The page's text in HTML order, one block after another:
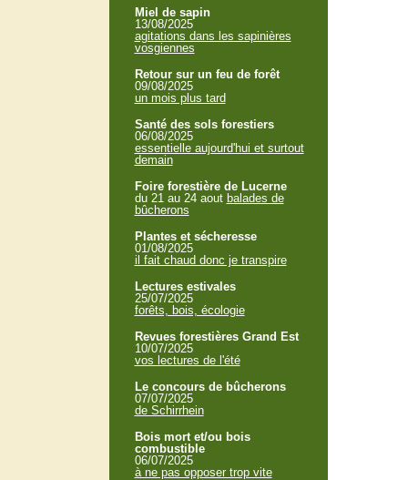
Miel de sapin
13/08/2025
agitations dans les sapinières
vosgiennes
Retour sur un feu de forêt
09/08/2025
un mois plus tard
Santé des sols forestiers
06/08/2025
essentielle aujourd'hui et surtout
demain
Foire forestière de Lucerne
du 21 au 24 aout balades de
bûcherons
Plantes et sécheresse
01/08/2025
il fait chaud donc je transpire
Lectures estivales
25/07/2025
forêts, bois, écologie
Revues forestières Grand Est
10/07/2025
vos lectures de l'été
Le concours de bûcherons
07/07/2025
de Schirrhein
Bois mort et/ou bois
combustible
06/07/2025
à ne pas opposer trop vite